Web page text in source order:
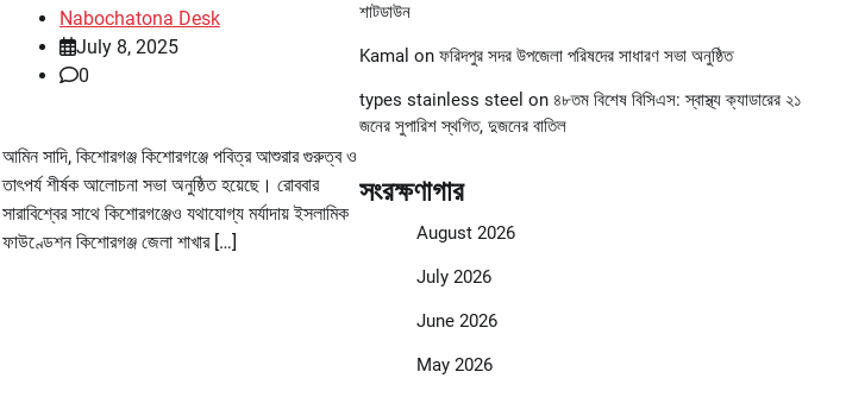
Nabochatona Desk
July 8, 2025
0
আমিন সাদি, কিশোরগঞ্জ কিশোরগঞ্জে পবিত্র আশুরার গুরুত্ব ও
তাৎপর্য শীর্ষক আলোচনা সভা অনুষ্ঠিত হয়েছে। রোববার
সারাবিশ্বের সাথে কিশোরগঞ্জেও যথাযোগ্য মর্যাদায় ইসলামিক
ফাউণ্ডেশন কিশোরগঞ্জ জেলা শাখার […]
শাটডাউন
Kamal on ফরিদপুর সদর উপজেলা পরিষদের সাধারণ সভা অনুষ্ঠিত
types stainless steel on ৪৮তম বিশেষ বিসিএস: স্বাস্থ্য ক্যাডারের ২১
জনের সুপারিশ স্থগিত, দুজনের বাতিল
সংরক্ষণাগার
August 2026
July 2026
June 2026
May 2026